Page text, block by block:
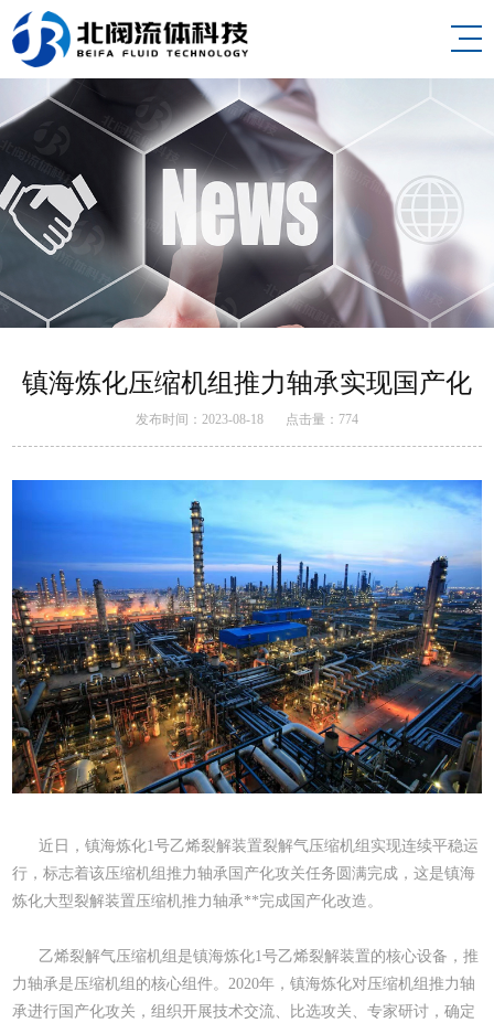
镇海炼化压缩机组推力轴承实现国产化
发布时间：2023-08-18 点击量： 774
近日，镇海炼化1号乙烯裂解装置裂解气压缩机组实现连续平稳运
行，标志着该压缩机组推力轴承国产化攻关任务圆满完成，这是镇海
炼化大型裂解装置压缩机推力轴承**完成国产化改造。
乙烯裂解气压缩机组是镇海炼化1号乙烯裂解装置的核心设备，推
力轴承是压缩机组的核心组件。2020年，镇海炼化对压缩机组推力轴
承进行国产化攻关，组织开展技术交流、比选攻关、专家研讨，确定